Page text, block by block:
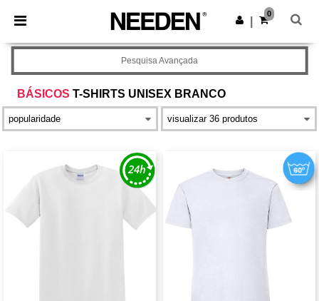
× App Needen
Melhores preços na app!
Obter app
0
BÁSICOS T-SHIRTS UNISEX BRANCO
Pesquisa Avançada